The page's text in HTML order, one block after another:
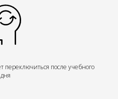
переключиться после учебного
дня